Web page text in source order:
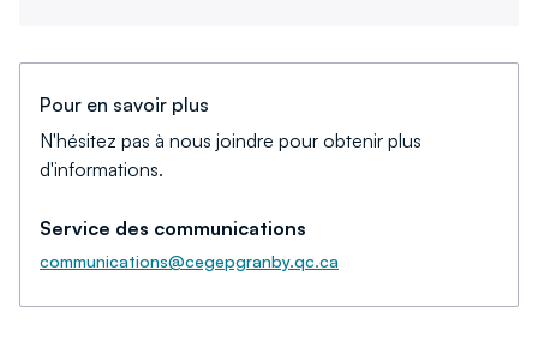
Pour en savoir plus
N'hésitez pas à nous joindre pour obtenir plus
d'informations.
Service des communications
communications@cegepgranby.qc.ca